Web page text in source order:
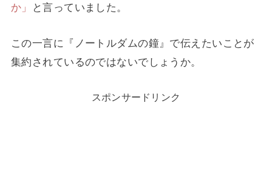
か」
と言っていました。
この一言に『ノートルダムの鐘』で伝えたいことが
集約されているのではないでしょうか。
スポンサードリンク